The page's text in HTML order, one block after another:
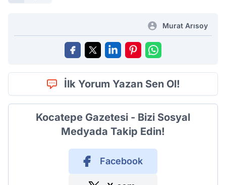
Murat Arısoy
İlk Yorum Yazan Sen Ol!
Kocatepe Gazetesi - Bizi Sosyal
Medyada Takip Edin!
Facebook